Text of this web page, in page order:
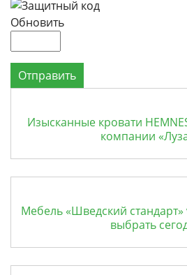
Обновить
Отправить
Изысканные кровати
компании
Мебель «Шведский стандарт»
выбрать